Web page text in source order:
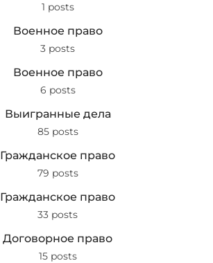
1 posts
Военное право
3 posts
Военное право
6 posts
Выигранные дела
85 posts
Гражданское право
79 posts
Гражданское право
33 posts
Договорное право
15 posts